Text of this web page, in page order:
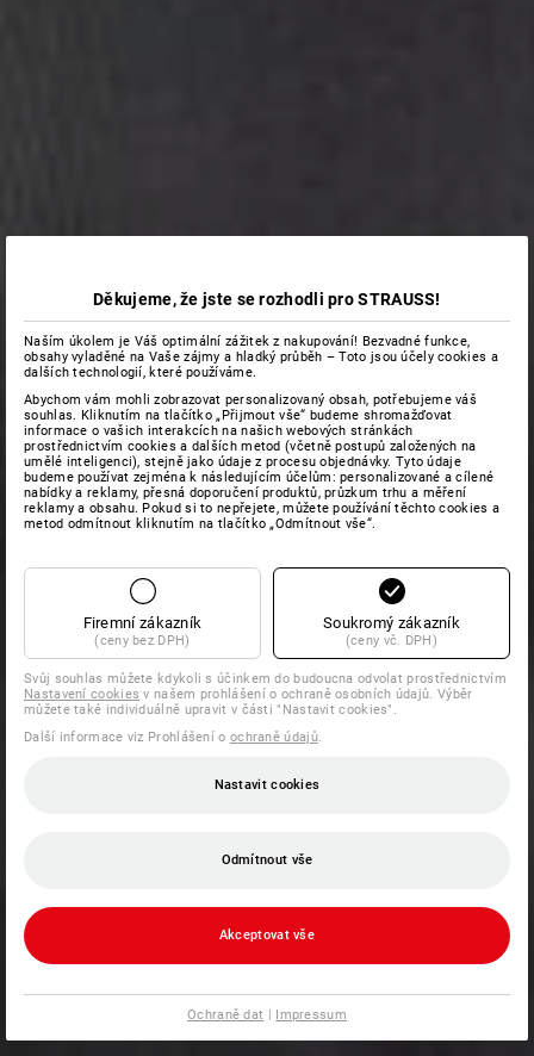
Děkujeme, že jste se rozhodli pro STRAUSS!
Naším úkolem je Váš optimální zážitek z nakupování! Bezvadné funkce,
obsahy vyladěné na Vaše zájmy a hladký průběh – Toto jsou účely cookies a
dalších technologií, které používáme.
Abychom vám mohli zobrazovat personalizovaný obsah, potřebujeme váš
souhlas. Kliknutím na tlačítko „Přijmout vše“ budeme shromažďovat
informace o vašich interakcích na našich webových stránkách
prostřednictvím cookies a dalších metod (včetně postupů založených na
umělé inteligenci), stejně jako údaje z procesu objednávky. Tyto údaje
budeme používat zejména k následujícím účelům: personalizované a cílené
nabídky a reklamy, přesná doporučení produktů, průzkum trhu a měření
reklamy a obsahu. Pokud si to nepřejete, můžete používání těchto cookies a
metod odmítnout kliknutím na tlačítko „Odmítnout vše“.
Firemní zákazník
(ceny bez DPH)
Soukromý zákazník
(ceny vč. DPH)
Svůj souhlas můžete kdykoli s účinkem do budoucna odvolat prostřednictvím
Nastavení cookies v našem prohlášení o ochraně osobních údajů. Výběr
můžete také individuálně upravit v části "Nastavit cookies".
Další informace viz Prohlášení o ochraně údajů.
Nastavit cookies
Odmítnout vše
Akceptovat vše
Ochraně dat | Impressum